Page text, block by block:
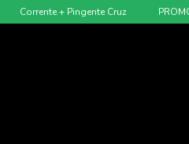
Corrente + Pingente Cruz